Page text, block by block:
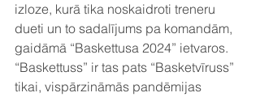
izloze, kurā tika noskaidroti treneru
dueti un to sadalījums pa komandām,
gaidāmā “Baskettusa 2024” ietvaros.
“Baskettuss” ir tas pats “Basketvīruss”
tikai, vispārzināmās pandēmijas